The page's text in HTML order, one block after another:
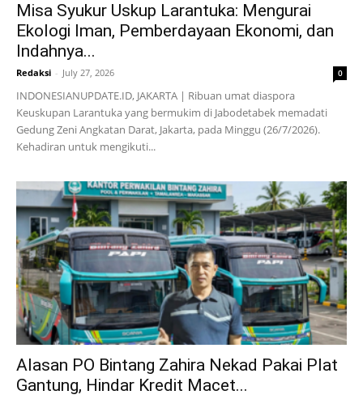
Misa Syukur Uskup Larantuka: Mengurai
Ekologi Iman, Pemberdayaan Ekonomi, dan
Indahnya...
Redaksi - July 27, 2026 0
INDONESIANUPDATE.ID, JAKARTA | Ribuan umat diaspora
Keuskupan Larantuka yang bermukim di Jabodetabek memadati
Gedung Zeni Angkatan Darat, Jakarta, pada Minggu (26/7/2026).
Kehadiran untuk mengikuti...
Alasan PO Bintang Zahira Nekad Pakai Plat
Gantung, Hindar Kredit Macet...